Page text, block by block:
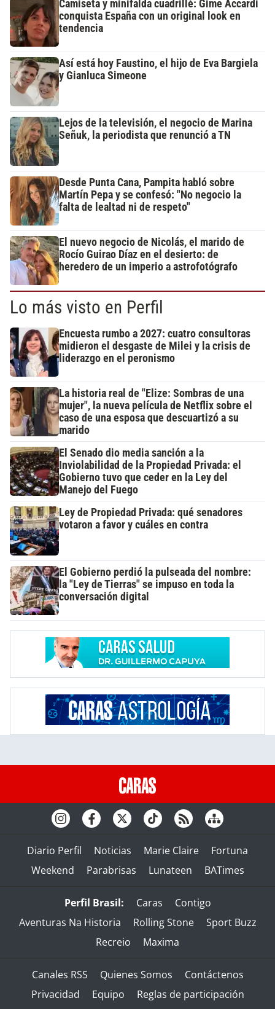
Camiseta y minifalda cuadrillé: Gime Accardi
conquista España con un original look en
tendencia
Así está hoy Faustino, el hijo de Eva Bargiela
y Gianluca Simeone
Lejos de la televisión, el negocio de Marina
Señuk, la periodista que renunció a TN
Desde Punta Cana, Pampita habló sobre
Martín Pepa y se confesó: "No negocio la
falta de lealtad ni de respeto"
El nuevo negocio de Nicolás, el marido de
Rocío Guirao Díaz en el desierto: de
heredero de un imperio a astrofotógrafo
Lo más visto en Perfil
Encuesta rumbo a 2027: cuatro consultoras
midieron el desgaste de Milei y la crisis de
liderazgo en el peronismo
La historia real de "Elize: Sombras de una
mujer", la nueva película de Netflix sobre el
caso de una esposa que descuartizó a su
marido
El Senado dio media sanción a la
Inviolabilidad de la Propiedad Privada: el
Gobierno tuvo que ceder en la Ley del
Manejo del Fuego
Ley de Propiedad Privada: qué senadores
votaron a favor y cuáles en contra
El Gobierno perdió la pulseada del nombre:
la "Ley de Tierras" se impuso en toda la
conversación digital
Diario Perfil Noticias Marie Claire
Fortuna
Weekend
Parabrisas Lunateen BATimes
Perfil Brasil: Caras
Contigo
Aventuras Na Historia
Rolling Stone
Sport Buzz
Recreio
Maxima
Canales RSS Quienes Somos
Contáctenos
Privacidad
Equipo
Reglas de participación